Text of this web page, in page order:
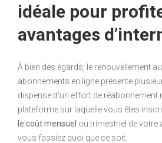
idéale pour
avantages
À bien des égards, le renouvellement
abonnements en ligne présente
dispense d’un effort de réabonnement
plateforme sur laquelle vous êtes
le coût mensuel ou trimestriel de votre
vous fassiez quoi que ce soit.